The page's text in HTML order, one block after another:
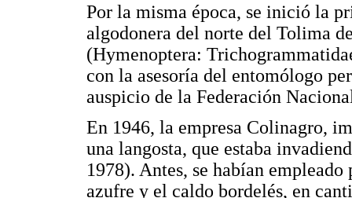
Por la misma época, se inició la
algodonera del norte del Tolima
(Hymenoptera:
con la asesoría del entomólogo
auspicio de la Federación
En 1946, la empresa Colinagro,
una langosta, que estaba
1978). Antes, se habían
azufre y el caldo bordelés, en